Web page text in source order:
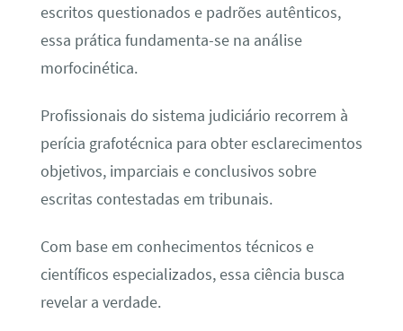
escritos questionados e padrões autênticos,
essa prática fundamenta-se na análise
morfocinética.
Profissionais do sistema judiciário recorrem à
perícia grafotécnica para obter esclarecimentos
objetivos, imparciais e conclusivos sobre
escritas contestadas em tribunais.
Com base em conhecimentos técnicos e
científicos especializados, essa ciência busca
revelar a verdade.